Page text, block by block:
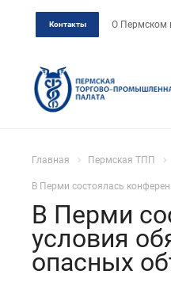
Контакты О Пермском
Главная Пермская ТПП
В Перми состоялась
В Перми
условия
опасных